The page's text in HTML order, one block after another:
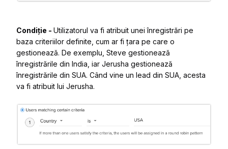
Condiție - Utilizatorul va fi atribuit unei înregistrări pe
baza criteriilor definite, cum ar fi țara pe care o
gestionează. De exemplu, Steve gestionează
înregistrările din India, iar Jerusha gestionează
înregistrările din SUA. Când vine un lead din SUA, acesta
va fi atribuit lui Jerusha.